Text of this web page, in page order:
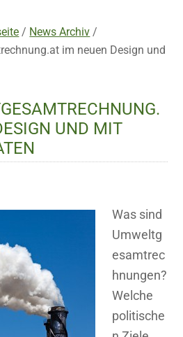
/ News Archiv /
im neuen Design und
UND MIT
Was sind
Umweltg
esamtrec
hnungen?
Welche
politische